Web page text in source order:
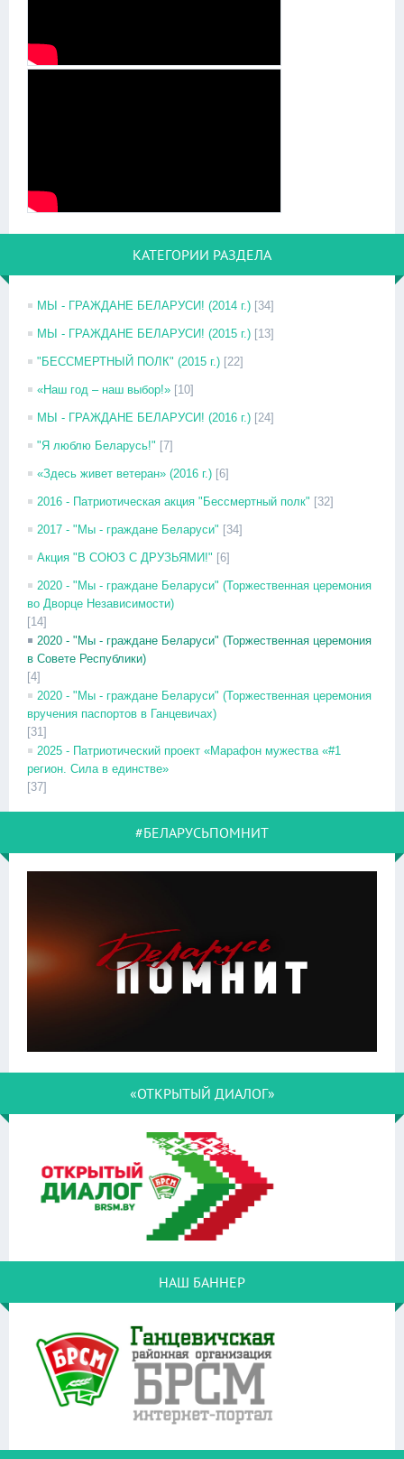
КАТЕГОРИИ РАЗДЕЛА
МЫ - ГРАЖДАНЕ БЕЛАРУСИ! (2014 г.) [34]
МЫ - ГРАЖДАНЕ БЕЛАРУСИ! (2015 г.) [13]
"БЕССМЕРТНЫЙ ПОЛК" (2015 г.) [22]
«Наш год – наш выбор!» [10]
МЫ - ГРАЖДАНЕ БЕЛАРУСИ! (2016 г.) [24]
"Я люблю Беларусь!" [7]
«Здесь живет ветеран» (2016 г.) [6]
2016 - Патриотическая акция "Бессмертный полк" [32]
2017 - "Мы - граждане Беларуси" [34]
Акция "В СОЮЗ С ДРУЗЬЯМИ!" [6]
2020 - "Мы - граждане Беларуси" (Торжественная церемония
во Дворце Независимости)
[14]
2020 - "Мы - граждане Беларуси" (Торжественная церемония
в Совете Республики)
[4]
2020 - "Мы - граждане Беларуси" (Торжественная церемония
вручения паспортов в Ганцевичах)
[31]
2025 - Патриотический проект «Марафон мужества «#1
регион. Сила в единстве»
[37]
#БЕЛАРУСЬПОМНИТ
«ОТКРЫТЫЙ ДИАЛОГ»
НАШ БАННЕР